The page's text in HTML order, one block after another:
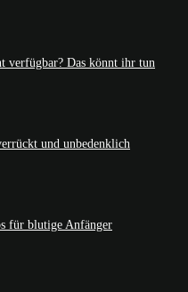
verfügbar? Das könnt ihr tun
und unbedenklich
für blutige Anfänger